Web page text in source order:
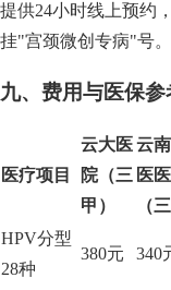
提供24小时线上预约
挂"宫颈微创专病"号。
九、费用与医保参
医疗项目
云大医
院（三
甲）
云
医
（
HPV分型
28种
380元 340